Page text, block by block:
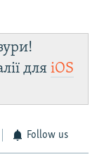
для iOS
Follow us